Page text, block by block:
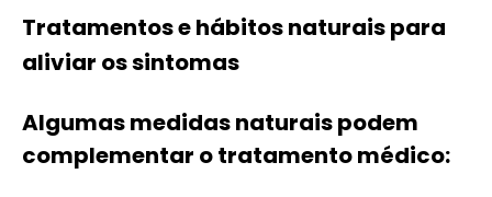
Tratamentos e hábitos naturais para
aliviar os sintomas
Algumas medidas naturais podem
complementar o tratamento médico: